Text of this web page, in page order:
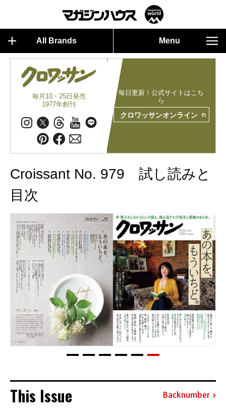
All Brands Menu
毎月10・25日発売
1977年創刊
毎日更新！公式サイトはこち
ら
クロワッサンオンライン
Croissant No. 979 試し読みと
目次
This Issue Backnumber